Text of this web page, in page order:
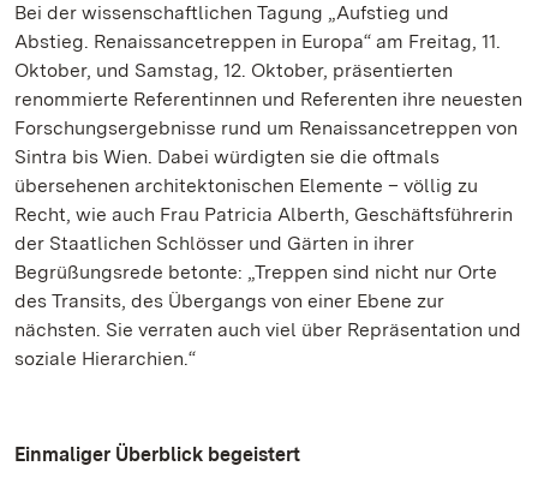
Bei der wissenschaftlichen Tagung „Aufstieg und
Abstieg. Renaissancetreppen in Europa“ am Freitag, 11.
Oktober, und Samstag, 12. Oktober, präsentierten
renommierte Referentinnen und Referenten ihre neuesten
Forschungsergebnisse rund um Renaissancetreppen von
Sintra bis Wien. Dabei würdigten sie die oftmals
übersehenen architektonischen Elemente – völlig zu
Recht, wie auch Frau Patricia Alberth, Geschäftsführerin
der Staatlichen Schlösser und Gärten in ihrer
Begrüßungsrede betonte: „Treppen sind nicht nur Orte
des Transits, des Übergangs von einer Ebene zur
nächsten. Sie verraten auch viel über Repräsentation und
soziale Hierarchien.“
Einmaliger Überblick begeistert